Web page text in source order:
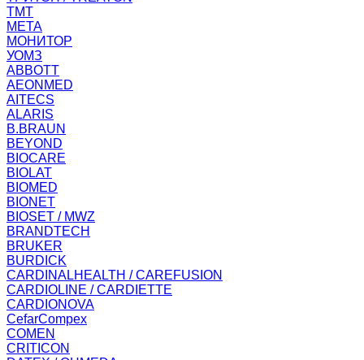
ТМТ
МЕТА
МОНИТОР
УОМЗ
ABBOTT
AEONMED
AITECS
ALARIS
B.BRAUN
BEYOND
BIOCARE
BIOLAT
BIOMED
BIONET
BIOSET / MWZ
BRANDTECH
BRUKER
BURDICK
CARDINALHEALTH / CAREFUSION
CARDIOLINE / CARDIETTE
CARDIONOVA
CefarCompex
COMEN
CRITICON